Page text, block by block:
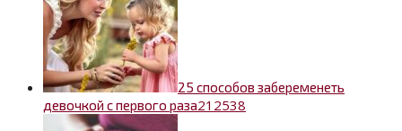
25 способов забеременеть
девочкой с первого раза212538